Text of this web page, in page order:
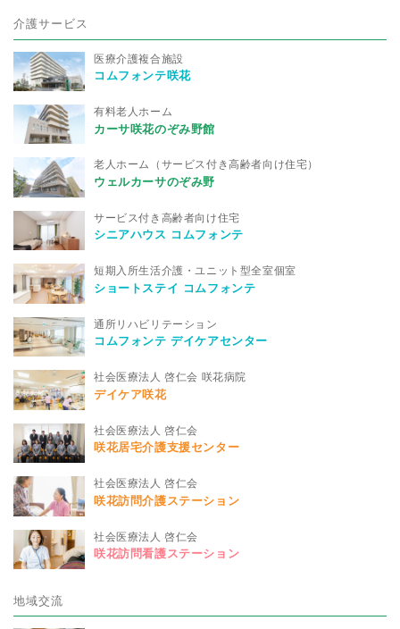
介護サービス
医療介護複合施設
コムフォンテ咲花
有料老人ホーム
カーサ咲花のぞみ野館
老人ホーム（サービス付き高齢者向け住宅）
ウェルカーサのぞみ野
サービス付き高齢者向け住宅
シニアハウス コムフォンテ
短期入所生活介護・ユニット型全室個室
ショートステイ コムフォンテ
通所リハビリテーション
コムフォンテ デイケアセンター
社会医療法人 啓仁会 咲花病院
デイケア咲花
社会医療法人 啓仁会
咲花居宅介護支援センター
社会医療法人 啓仁会
咲花訪問介護ステーション
社会医療法人 啓仁会
咲花訪問看護ステーション
地域交流